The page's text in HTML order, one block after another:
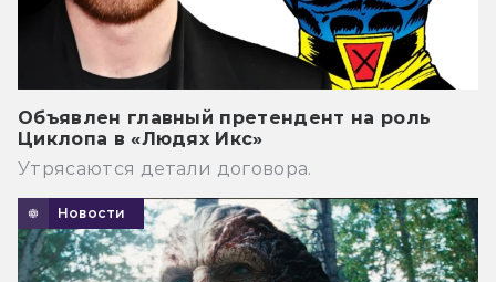
Объявлен главный претендент на роль
Циклопа в «Людях Икс»
Утрясаются детали договора.
Новости